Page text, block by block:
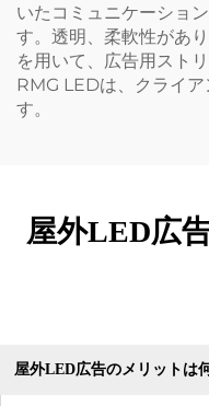
いたコミュニケーショ
す。透明、柔軟性があ
を用いて、広告用スト
RMG LEDは、クライ
す。
屋外LED広
屋外LED広告のメリットは